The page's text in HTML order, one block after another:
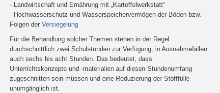
- Landwirtschaft und Ernährung mit „Kartoffelwerkstatt“
- Hochwasserschutz und Wasserspeichervermögen der Böden bzw.
Folgen der Versiegelung
Für die Behandlung solcher Themen stehen in der Regel
durchschnittlich zwei Schulstunden zur Verfügung, in Ausnahmefällen
auch sechs bis acht Stunden. Das bedeutet, dass
Unterrichtskonzepte und -materialien auf diesen Stundenumfang
zugeschnitten sein müssen und eine Reduzierung der Stofffülle
unumgänglich ist.